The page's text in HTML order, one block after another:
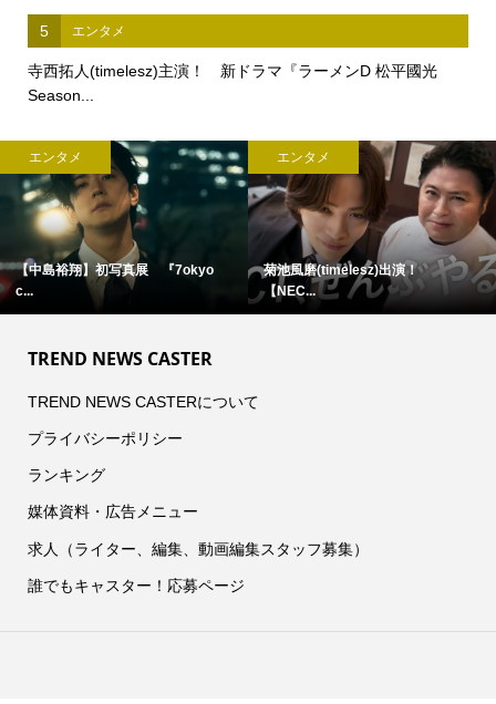
5 エンタメ
寺西拓人(timelesz)主演！ 新ドラマ『ラーメンD 松平國光
Season...
エンタメ
【中島裕翔】初写真展 『7okyo
c...
エンタメ
菊池風磨(timelesz)出演！
【NEC...
TREND NEWS CASTER
TREND NEWS CASTERについて
プライバシーポリシー
ランキング
媒体資料・広告メニュー
求人（ライター、編集、動画編集スタッフ募集）
誰でもキャスター！応募ページ